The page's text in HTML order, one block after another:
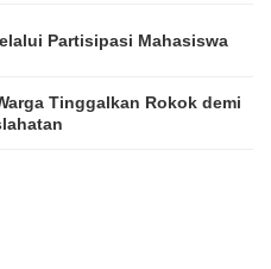
Partisipasi Mahasiswa
Tinggalkan Rokok demi